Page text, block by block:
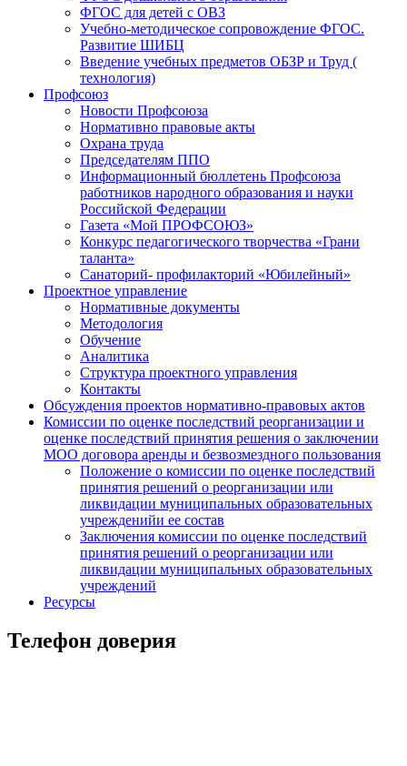
ФГОС для детей с ОВЗ
Учебно-методическое сопровождение ФГОС.
Развитие ШИБЦ
Введение учебных предметов ОБЗР и Труд (
технология)
Профсоюз
Новости Профсоюза
Нормативно правовые акты
Охрана труда
Председателям ППО
Информационный бюллетень Профсоюза
работников народного образования и науки
Российской Федерации
Газета «Мой ПРОФСОЮЗ»
Конкурс педагогического творчества «Грани
таланта»
Санаторий- профилакторий «Юбилейный»
Проектное управление
Нормативные документы
Методология
Обучение
Аналитика
Структура проектного управления
Контакты
Обсуждения проектов нормативно-правовых актов
Комиссии по оценке последствий реорганизации и
оценке последствий принятия решения о заключении
МОО договора аренды и безвозмездного пользования
Положение о комиссии по оценке последствий
принятия решений о реорганизации или
ликвидации муниципальных образовательных
учрежденийи ее состав
Заключения комиссии по оценке последствий
принятия решений о реорганизации или
ликвидации муниципальных образовательных
учреждений
Ресурсы
Телефон доверия